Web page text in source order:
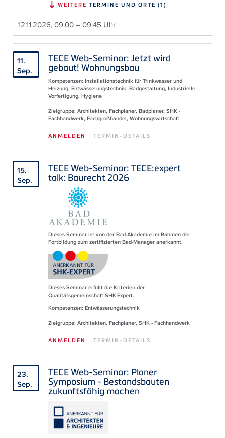
WEITERE TERMINE UND ORTE (1)
12.11.2026, 09:00 – 09:45 Uhr
11.
Sep.
TECE Web-Seminar: Jetzt wird
gebaut! Wohnungsbau
Kompetenzen: Installationstechnik für Trinkwasser und
Heizung, Entwässerungstechnik, Badgestaltung, Industrielle
Vorfertigung, Hygiene
Zielgruppe: Architekten, Fachplaner, Badplaner, SHK -
Fachhandwerk, Fachgroßhandel, Wohnungswirtschaft
ANMELDEN TERMIN-DETAILS
15.
Sep.
TECE Web-Seminar: TECE:expert
talk: Baurecht 2026
Dieses Seminar ist von der Bad-Akademie im Rahmen der
Fortbildung zum zertifizierten Bad-Manager anerkannt.
Dieses Seminar erfüllt die Kriterien der
Qualitätsgemeinschaft SHK-Expert.
Kompetenzen: Entwässerungstechnik
Zielgruppe: Architekten, Fachplaner, SHK - Fachhandwerk
ANMELDEN TERMIN-DETAILS
23.
Sep.
TECE Web-Seminar: Planer
Symposium - Bestandsbauten
zukunftsfähig machen